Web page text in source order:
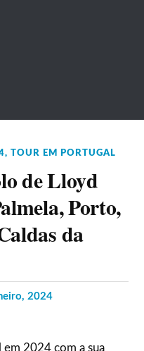
,TOUR EM PORTUGAL
de Lloyd
Porto,
da
2024
em 2024 com a sua